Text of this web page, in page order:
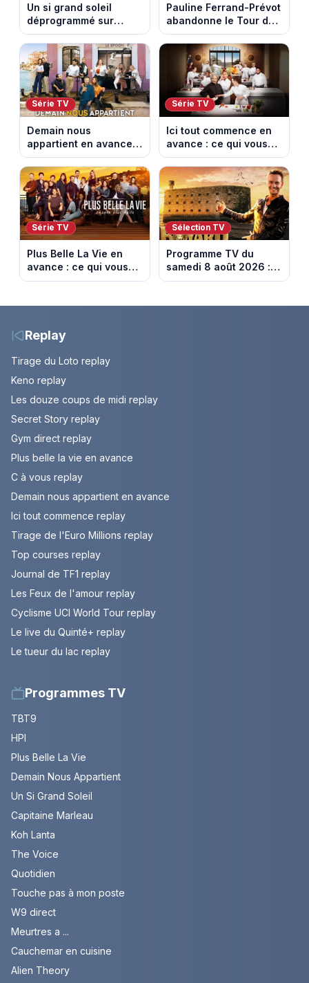
Un si grand soleil
déprogrammé sur
France 3 : cinq
épisodes inédits
diffusés le 13 août
Pauline Ferrand-Prévot
abandonne le Tour de
France Femmes avant
la 8e étape
Série TV
Demain nous
appartient en avance :
ce qui vous attend la
semaine du 10 au 14
août 2026 (spoiler)
Série TV
Ici tout commence en
avance : ce qui vous
attend la semaine du
10 au 14 août 2026
(spoiler)
Série TV
Plus Belle La Vie en
avance : ce qui vous
attend la semaine du
(spoiler)
Sélection TV
Programme TV du
samedi 8 août 2026 :
notre sélection pour
Replay
Tirage du Loto replay
Keno replay
Les douze coups de midi replay
Secret Story replay
Gym direct replay
Plus belle la vie en avance
C à vous replay
Demain nous appartient en avance
Ici tout commence replay
Tirage de l'Euro Millions replay
Top courses replay
Journal de TF1 replay
Les Feux de l'amour replay
Cyclisme UCI World Tour replay
Le live du Quinté+ replay
Le tueur du lac replay
Programmes TV
TBT9
HPI
Plus Belle La Vie
Demain Nous Appartient
Un Si Grand Soleil
Capitaine Marleau
Koh Lanta
The Voice
Quotidien
Touche pas à mon poste
W9 direct
Meurtres a ...
Cauchemar en cuisine
Alien Theory